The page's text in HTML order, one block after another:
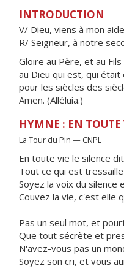
INTRODUCTION
V/ Dieu, viens à mon
R/ Seigneur, à notre
Gloire au Père, et au
au Dieu qui est, qui était
pour les siècles des
Amen. (Alléluia.)
HYMNE : EN TOUTE
La Tour du Pin — CNPL
En toute vie le silence
Tout ce qui est
Soyez la voix du silence
Couvez la vie, c'est elle
Pas un seul mot, et
Que tout sécrète et
N'avez-vous pas un
Soyez son cri, et vous